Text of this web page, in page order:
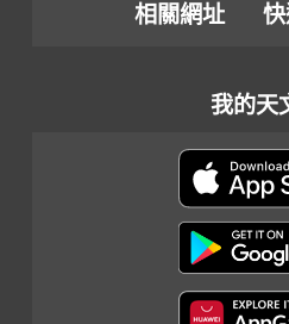
相關網址
我的天